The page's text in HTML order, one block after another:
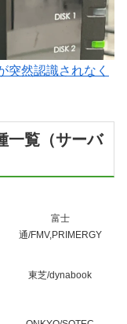
突然認識されなく
一覧（サーバ
富士
通/FMV,PRIMERGY
東芝/dynabook